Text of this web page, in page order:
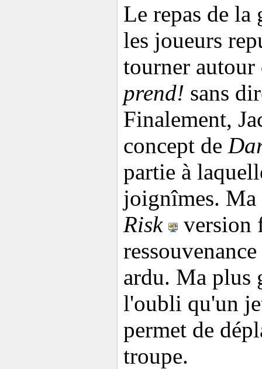
Le repas de la
les joueurs
tourner
prend! sans
Finalement,
concept de
partie à
joignîmes. Ma
Risk
version
ardu. Ma plus
l'oubli qu'un
permet de
troupe.